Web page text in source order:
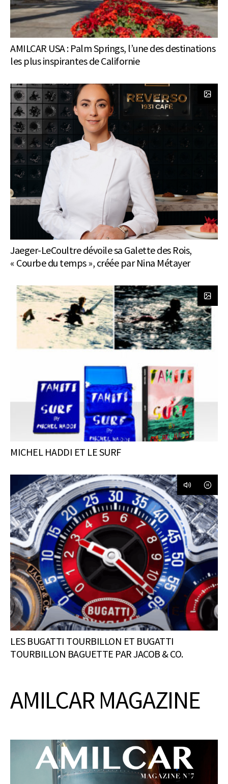
AMILCAR USA : Palm Springs, l’une des destinations
les plus inspirantes de Californie
Jaeger-LeCoultre dévoile sa Galette des Rois,
« Courbe du temps », créée par Nina Métayer
MICHEL HADDI ET LE SURF
LES BUGATTI TOURBILLON ET BUGATTI
TOURBILLON BAGUETTE PAR JACOB & CO.
AMILCAR MAGAZINE